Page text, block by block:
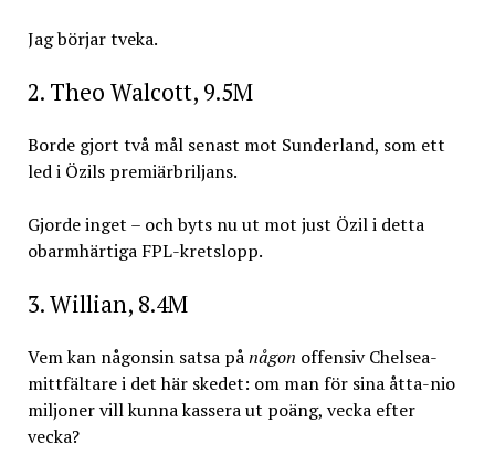
Jag börjar tveka.
2. Theo Walcott, 9.5M
Borde gjort två mål senast mot Sunderland, som ett
led i Özils premiärbriljans.
Gjorde inget – och byts nu ut mot just Özil i detta
obarmhärtiga FPL-kretslopp.
3. Willian, 8.4M
Vem kan någonsin satsa pånågon offensiv Chelsea-
mittfältare i det här skedet: om man för sina åtta-nio
miljoner vill kunna kassera ut poäng, vecka efter
vecka?